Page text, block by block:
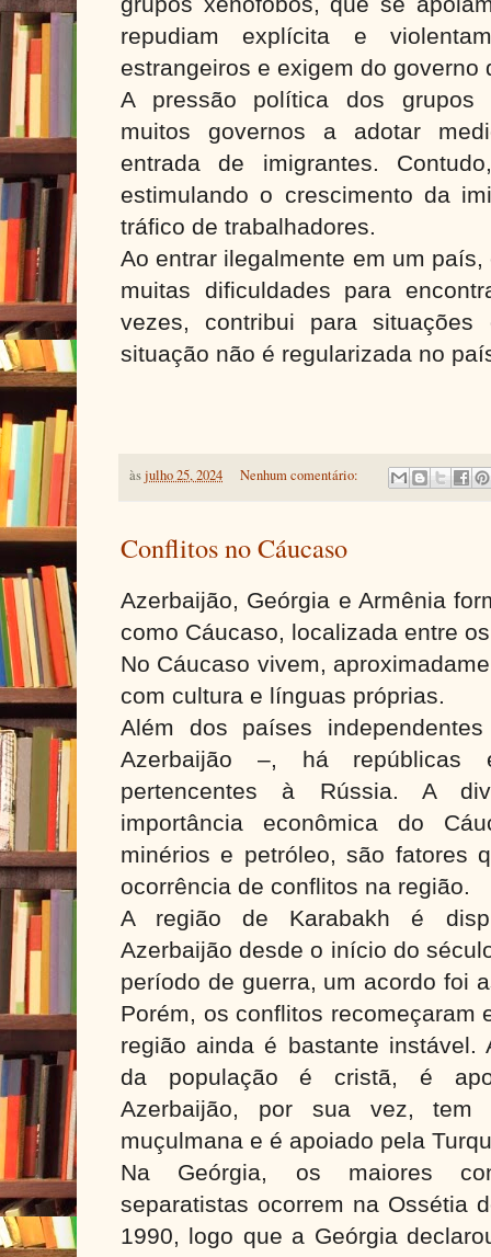
repudiam explícita e
estrangeiros e exigem do governo
A pressão política dos grupos
muitos governos a adotar
entrada de imigrantes.
estimulando o crescimento da
tráfico de trabalhadores.
Ao entrar ilegalmente em um
muitas dificuldades para
vezes, contribui para
situação não é regularizada no
àsjulho 25, 2024 Nenhum comentário:
Conflitos no Cáucaso
Azerbaijão, Geórgia e Armênia
como Cáucaso, localizada entre
No Cáucaso vivem,
com cultura e línguas próprias.
Além dos países
Azerbaijão –, há repúblicas
pertencentes à Rússia. A
importância econômica do
minérios e petróleo, são fatores
ocorrência de conflitos na região.
A região de Karabakh é
Azerbaijão desde o início do
período de guerra, um acordo foi
Porém, os conflitos recomeçaram
região ainda é bastante instável.
da população é cristã, é
Azerbaijão, por sua vez, tem
muçulmana e é apoiado pela
Na Geórgia, os maiores
separatistas ocorrem na Ossétia
1990, logo que a Geórgia